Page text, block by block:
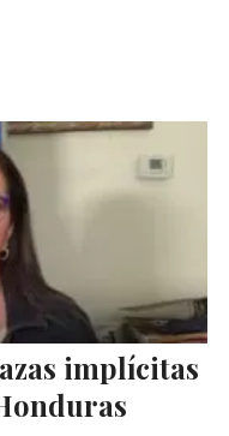
implícitas